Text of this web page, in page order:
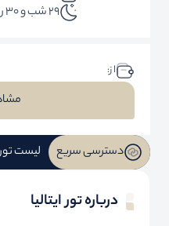
29 شب و 30 روز
ا ز:
دسترسی سریع لیست
درباره تور ایتالیا